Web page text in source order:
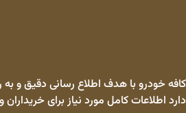
کافه خودرو با هدف اطلاع رسانی دقیق و
دارد اطلاعات کامل مورد نیاز برای خریداران